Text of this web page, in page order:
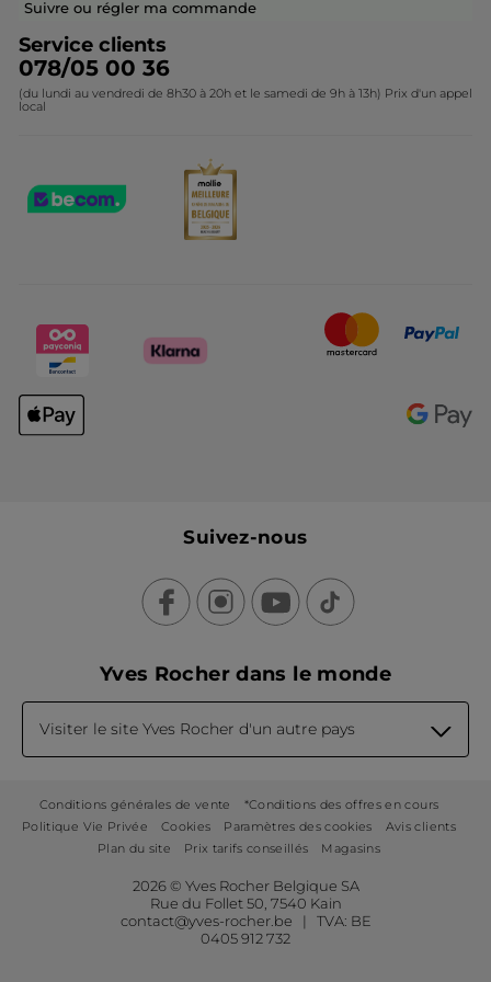
Contactez-nous
Suivre ou régler ma commande
Service clients
078/05 00 36
(du lundi au vendredi de 8h30 à 20h et le samedi de 9h à 13h) Prix d'un appel
local
Suivez-nous
Yves Rocher dans le monde
Visiter le site Yves Rocher d'un autre pays
Conditions générales de vente
*Conditions des offres en cours
Politique Vie Privée
Cookies Paramètres des cookies
Avis clients
Plan du site
Prix tarifs conseillés Magasins
2026 © Yves Rocher Belgique SA
Rue du Follet 50, 7540 Kain
contact@yves-rocher.be | TVA: BE
0405 912 732